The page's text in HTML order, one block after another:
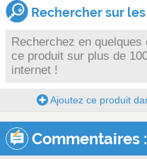
Rechercher sur
Recherchez en quelques
ce produit sur plus de
internet !
Ajoutez ce produit
Commentaires :